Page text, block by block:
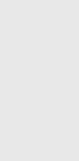
トまでご利用可